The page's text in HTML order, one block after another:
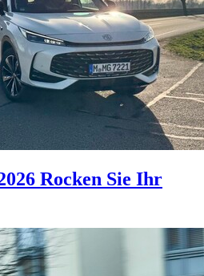
Rocken Sie Ihr